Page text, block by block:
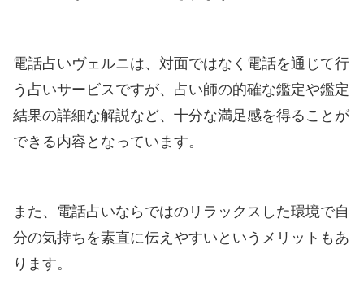
電話占いヴェルニは、対面ではなく電話を通じて行
う占いサービスですが、占い師の的確な鑑定や鑑定
結果の詳細な解説など、十分な満足感を得ることが
できる内容となっています。
また、電話占いならではのリラックスした環境で自
分の気持ちを素直に伝えやすいというメリットもあ
ります。